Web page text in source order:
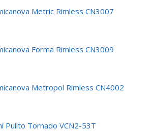
Metric Rimless CN3007
Forma Rimless CN3009
Metropol Rimless CN4002
Pulito Tornado VCN2-53T